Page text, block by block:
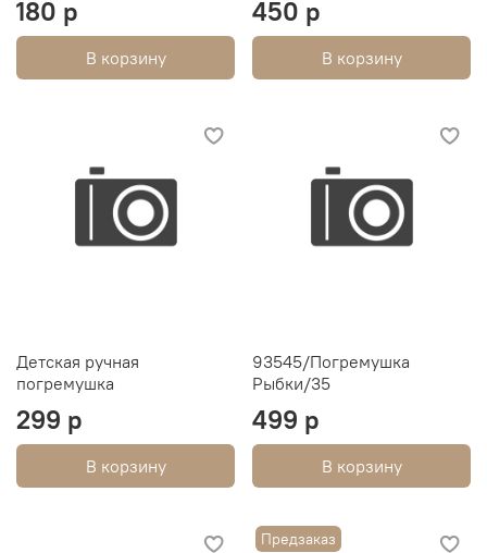
180 р
В корзину
450 р
В корзину
Детская ручная
погремушка
299 р
В корзину
93545/Погремушка
Рыбки/35
499 р
В корзину
Предзаказ